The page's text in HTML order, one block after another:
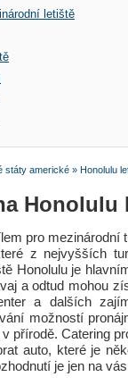
letiště
státy americké » Honolulu
Honolulu
pro mezinárodní
z nejvyšších
Honolulu je
a odtud mohou
a dalších
možností
přírodě. Catering
auto, které je
je jen na